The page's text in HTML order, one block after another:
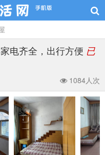
电齐全，出行方便 已
1084人次